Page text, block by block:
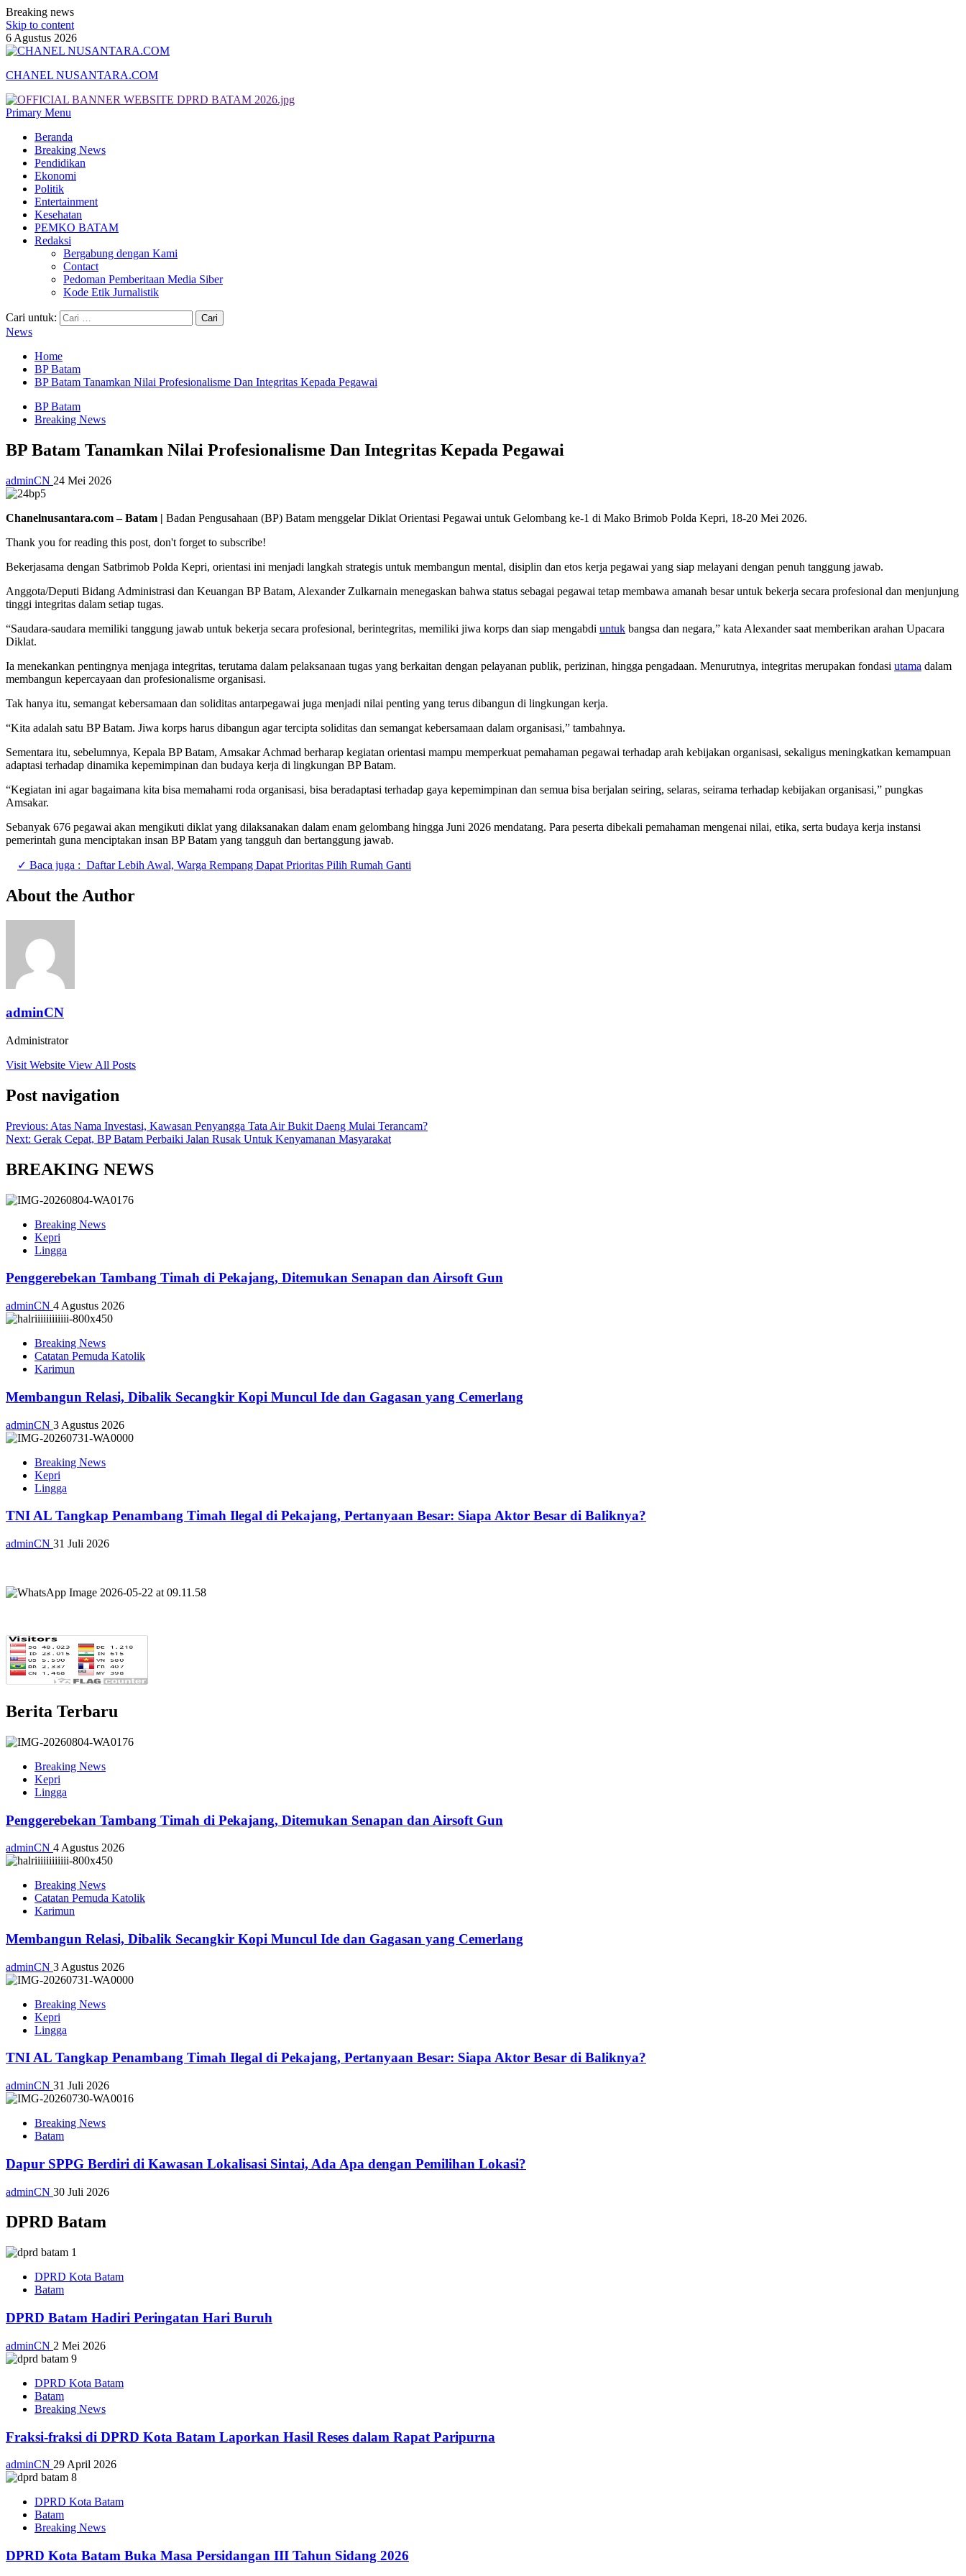
Breaking news
Skip to content
6 Agustus 2026
CHANEL NUSANTARA.COM
Primary Menu
Beranda
Breaking News
Pendidikan
Ekonomi
Politik
Entertainment
Kesehatan
PEMKO BATAM
Redaksi
Bergabung dengan Kami
Contact
Pedoman Pemberitaan Media Siber
Kode Etik Jurnalistik
Cari untuk:
News
Home
BP Batam
BP Batam Tanamkan Nilai Profesionalisme Dan Integritas Kepada Pegawai
BP Batam
Breaking News
BP Batam Tanamkan Nilai Profesionalisme Dan Integritas Kepada Pegawai
adminCN 24 Mei 2026
Chanelnusantara.com – Batam | Badan Pengusahaan (BP) Batam menggelar Diklat Orientasi Pegawai untuk Gelombang ke-1 di Mako Brimob Polda Kepri, 18-20 Mei 2026.
Thank you for reading this post, don't forget to subscribe!
Bekerjasama dengan Satbrimob Polda Kepri, orientasi ini menjadi langkah strategis untuk membangun mental, disiplin dan etos kerja pegawai yang siap melayani dengan penuh tanggung jawab.
Anggota/Deputi Bidang Administrasi dan Keuangan BP Batam, Alexander Zulkarnain menegaskan bahwa status sebagai pegawai tetap membawa amanah besar untuk bekerja secara profesional dan menjunjung
tinggi integritas dalam setiap tugas.
“Saudara-saudara memiliki tanggung jawab untuk bekerja secara profesional, berintegritas, memiliki jiwa korps dan siap mengabdi untuk bangsa dan negara,” kata Alexander saat memberikan arahan Upacara
Diklat.
Ia menekankan pentingnya menjaga integritas, terutama dalam pelaksanaan tugas yang berkaitan dengan pelayanan publik, perizinan, hingga pengadaan. Menurutnya, integritas merupakan fondasi utama dalam
membangun kepercayaan dan profesionalisme organisasi.
Tak hanya itu, semangat kebersamaan dan soliditas antarpegawai juga menjadi nilai penting yang terus dibangun di lingkungan kerja.
“Kita adalah satu BP Batam. Jiwa korps harus dibangun agar tercipta soliditas dan semangat kebersamaan dalam organisasi,” tambahnya.
Sementara itu, sebelumnya, Kepala BP Batam, Amsakar Achmad berharap kegiatan orientasi mampu memperkuat pemahaman pegawai terhadap arah kebijakan organisasi, sekaligus meningkatkan kemampuan
adaptasi terhadap dinamika kepemimpinan dan budaya kerja di lingkungan BP Batam.
“Kegiatan ini agar bagaimana kita bisa memahami roda organisasi, bisa beradaptasi terhadap gaya kepemimpinan dan semua bisa berjalan seiring, selaras, seirama terhadap kebijakan organisasi,” pungkas
Amsakar.
Sebanyak 676 pegawai akan mengikuti diklat yang dilaksanakan dalam enam gelombang hingga Juni 2026 mendatang. Para peserta dibekali pemahaman mengenai nilai, etika, serta budaya kerja instansi
pemerintah guna menciptakan insan BP Batam yang tangguh dan bertanggung jawab.
✓ Baca juga : Daftar Lebih Awal, Warga Rempang Dapat Prioritas Pilih Rumah Ganti
About the Author
adminCN
Administrator
Visit Website View All Posts
Post navigation
Previous: Atas Nama Investasi, Kawasan Penyangga Tata Air Bukit Daeng Mulai Terancam?
Next: Gerak Cepat, BP Batam Perbaiki Jalan Rusak Untuk Kenyamanan Masyarakat
BREAKING NEWS
Breaking News
Kepri
Lingga
Penggerebekan Tambang Timah di Pekajang, Ditemukan Senapan dan Airsoft Gun
adminCN 4 Agustus 2026
Breaking News
Catatan Pemuda Katolik
Karimun
Membangun Relasi, Dibalik Secangkir Kopi Muncul Ide dan Gagasan yang Cemerlang
adminCN 3 Agustus 2026
Breaking News
Kepri
Lingga
TNI AL Tangkap Penambang Timah Ilegal di Pekajang, Pertanyaan Besar: Siapa Aktor Besar di Baliknya?
adminCN 31 Juli 2026
Berita Terbaru
Breaking News
Kepri
Lingga
Penggerebekan Tambang Timah di Pekajang, Ditemukan Senapan dan Airsoft Gun
adminCN 4 Agustus 2026
Breaking News
Catatan Pemuda Katolik
Karimun
Membangun Relasi, Dibalik Secangkir Kopi Muncul Ide dan Gagasan yang Cemerlang
adminCN 3 Agustus 2026
Breaking News
Kepri
Lingga
TNI AL Tangkap Penambang Timah Ilegal di Pekajang, Pertanyaan Besar: Siapa Aktor Besar di Baliknya?
adminCN 31 Juli 2026
Breaking News
Batam
Dapur SPPG Berdiri di Kawasan Lokalisasi Sintai, Ada Apa dengan Pemilihan Lokasi?
adminCN 30 Juli 2026
DPRD Batam
DPRD Kota Batam
Batam
DPRD Batam Hadiri Peringatan Hari Buruh
adminCN 2 Mei 2026
DPRD Kota Batam
Batam
Breaking News
Fraksi-fraksi di DPRD Kota Batam Laporkan Hasil Reses dalam Rapat Paripurna
adminCN 29 April 2026
DPRD Kota Batam
Batam
Breaking News
DPRD Kota Batam Buka Masa Persidangan III Tahun Sidang 2026